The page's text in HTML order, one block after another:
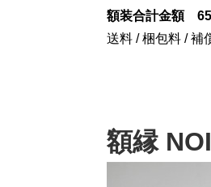
額装合計金額
送料 / 梱包料 / 補
額縁